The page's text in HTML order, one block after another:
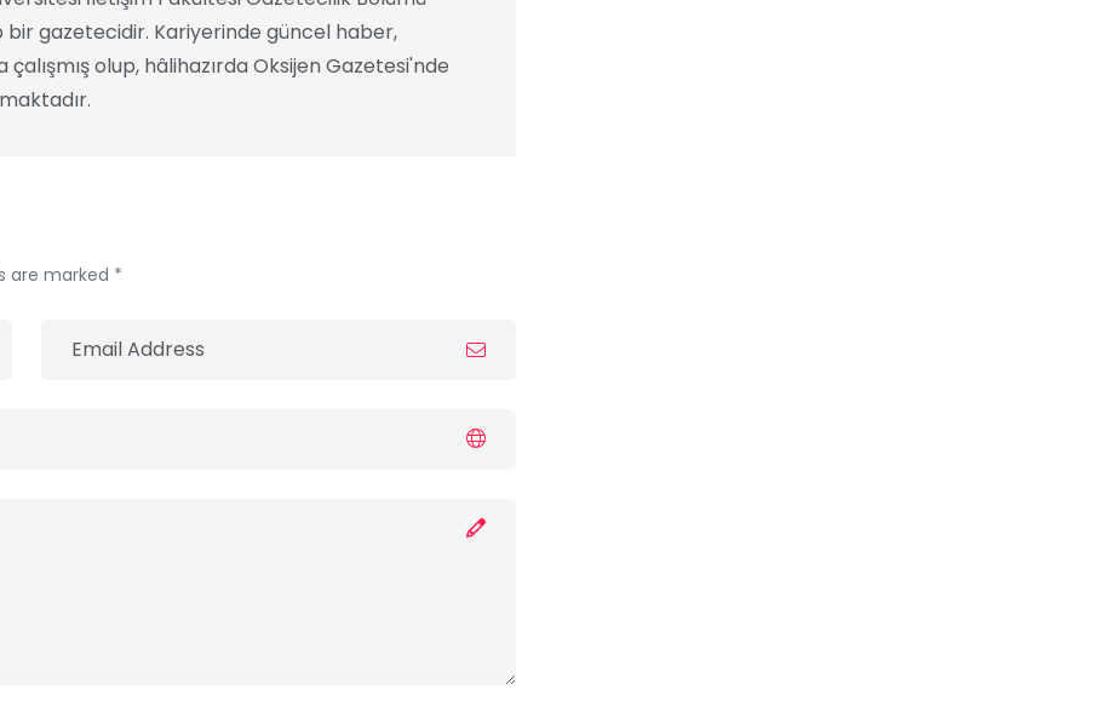
bir gazetecidir. Kariyerinde güncel haber,
olup, hâlihazırda Oksijen Gazetesi'nde
are marked *